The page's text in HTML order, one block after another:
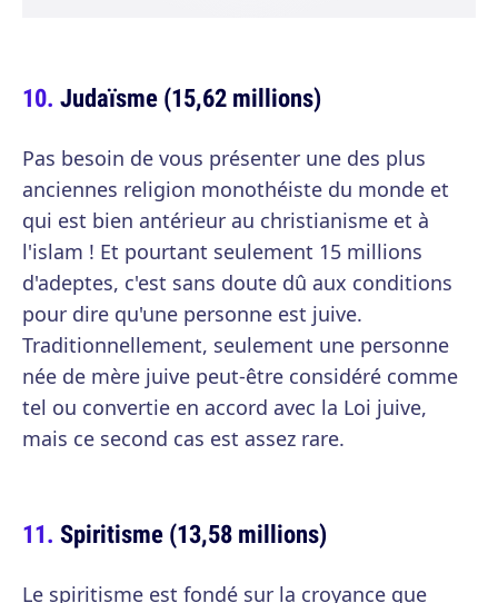
Judaïsme (15,62 millions)
Pas besoin de vous présenter une des plus
anciennes religion monothéiste du monde et
qui est bien antérieur au christianisme et à
l'islam ! Et pourtant seulement 15 millions
d'adeptes, c'est sans doute dû aux conditions
pour dire qu'une personne est juive.
Traditionnellement, seulement une personne
née de mère juive peut-être considéré comme
tel ou convertie en accord avec la Loi juive,
mais ce second cas est assez rare.
Spiritisme (13,58 millions)
Le spiritisme est fondé sur la croyance que